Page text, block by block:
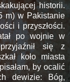
historii.
m) w Pakistanie
i przyszłości.
po wojnie w
się z
koło miasta
by ocalić
dewizie: Bóg,